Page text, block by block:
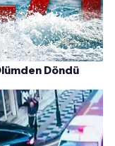
Döndü